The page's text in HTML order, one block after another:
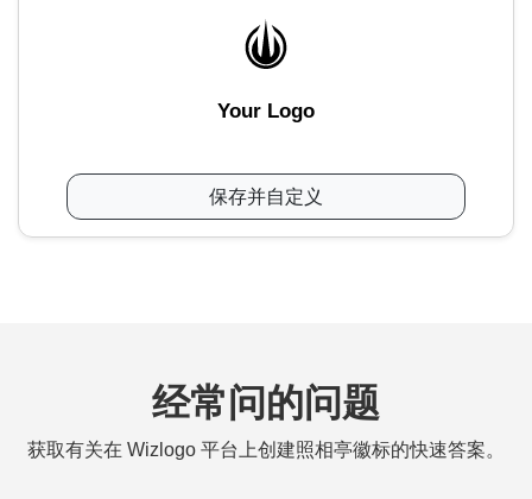
Your Logo
保存并自定义
经常问的问题
获取有关在 Wizlogo 平台上创建照相亭徽标的快速答案。